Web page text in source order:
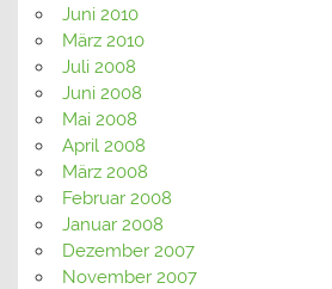
Juni 2010
März 2010
Juli 2008
Juni 2008
Mai 2008
April 2008
März 2008
Februar 2008
Januar 2008
Dezember 2007
November 2007